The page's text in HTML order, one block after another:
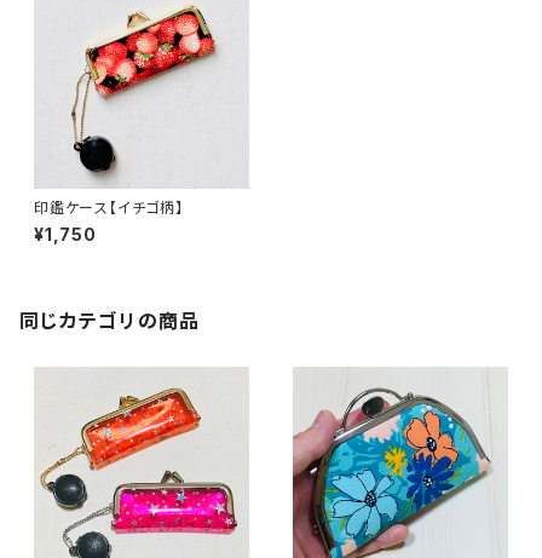
印鑑ケース【イチゴ柄】
¥1,750
同じカテゴリの商品